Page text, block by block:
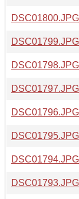
DSC01800.JPG
DSC01799.JPG
DSC01798.JPG
DSC01797.JPG
DSC01796.JPG
DSC01795.JPG
DSC01794.JPG
DSC01793.JPG